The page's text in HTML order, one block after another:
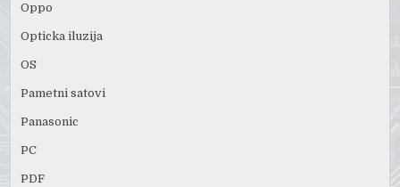
Oppo
Opticka iluzija
OS
Pametni satovi
Panasonic
PC
PDF